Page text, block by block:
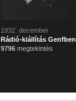
1932. december
Rádió-kiállítás Genfben
9796megtekintés